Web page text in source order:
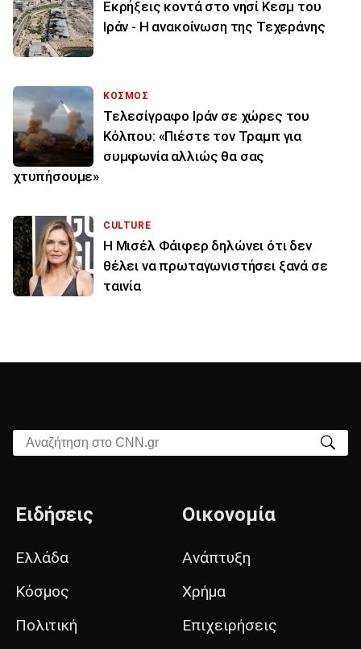
Εκρήξεις κοντά στο νησί Κεσμ του
Ιράν - Η ανακοίνωση της Τεχεράνης
ΚΟΣΜΟΣ
Τελεσίγραφο Ιράν σε χώρες του
Κόλπου: «Πιέστε τον Τραμπ για
συμφωνία αλλιώς θα σας
χτυπήσουμε»
CULTURE
Η Μισέλ Φάιφερ δηλώνει ότι δεν
θέλει να πρωταγωνιστήσει ξανά σε
ταινία
Αναζήτηση στο CNN.gr
Ειδήσεις
Ελλάδα
Κόσμος
Πολιτική
Οικονομία
Ανάπτυξη
Χρήμα
Επιχειρήσεις